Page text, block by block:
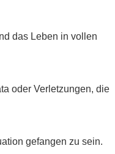
das Leben in vollen
oder Verletzungen, die
gefangen zu sein.